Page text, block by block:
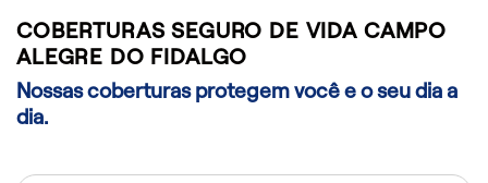
COBERTURAS SEGURO DE VIDA CAMPO
ALEGRE DO FIDALGO
Nossas coberturas protegem você e o seu dia a
dia.